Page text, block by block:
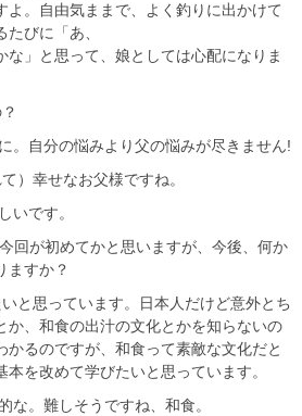
よ。自由気ままで、よく釣りに出かけて
びに「あ、
な」と思って、娘としては心配になりま
。自分の悩みより父の悩みが尽きません!
）幸せなお父様ですね。
いです。
回が初めてかと思いますが、今後、何か
ますか？
と思っています。日本人だけど意外とち
か、和食の出汁の文化とかを知らないの
かるのですが、和食って素敵な文化だと
を改めて学びたいと思っています。
な。難しそうですね、和食。